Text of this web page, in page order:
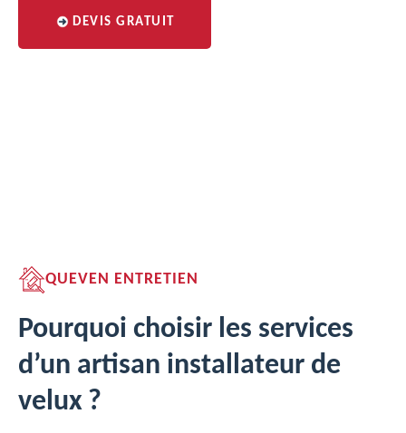
DEVIS GRATUIT
QUEVEN ENTRETIEN
Pourquoi choisir les services
d’un artisan installateur de
velux ?